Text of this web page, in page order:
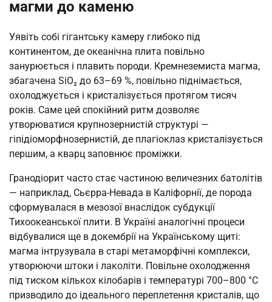
магми до каменю
Уявіть собі гігантську камеру глибоко під
континентом, де океанічна плита повільно
занурюється і плавить породи. Кремнеземиста магма,
збагачена SiO₂ до 63–69 %, повільно піднімається,
охолоджується і кристалізується протягом тисяч
років. Саме цей спокійний ритм дозволяє
утворюватися крупнозернистій структурі —
гіпідіоморфнозернистій, де плагіоклаз кристалізується
першим, а кварц заповнює проміжки.
Гранодіорит часто стає частиною величезних батолітів
— наприклад, Сьєрра-Невада в Каліфорнії, де порода
сформувалася в мезозої внаслідок субдукції
Тихоокеанської плити. В Україні аналогічні процеси
відбувалися ще в докембрії на Українському щиті:
магма інтрузувала в старі метаморфічні комплекси,
утворюючи штоки і лаколіти. Повільне охолодження
під тиском кількох кілобарів і температурі 700–800 °C
призводило до ідеального переплетення кристалів, що